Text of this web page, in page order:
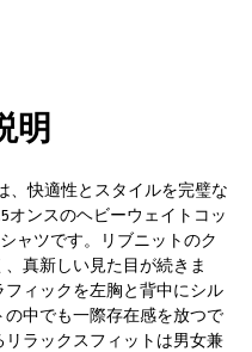
明
は、快適性とスタイルを完璧な
オンスのヘビーウェイトコッ
ャツです。リブニットのク
真新しい見た目が続きま
ィックを左胸と背中にシル
中でも一際存在感を放つで
ラックスフィットは男女兼